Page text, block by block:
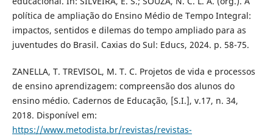
política de ampliação do Ensino Médio de Tempo Integral:
impactos, sentidos e dilemas do tempo ampliado para as
juventudes do Brasil. Caxias do Sul: Educs, 2024. p. 58-75.
ZANELLA, T. TREVISOL, M. T. C. Projetos de vida e processos
de ensino aprendizagem: compreensão dos alunos do
ensino médio. Cadernos de Educação, [S.I.], v.17, n. 34,
2018. Disponível em:
https://www.metodista.br/revistas/revistas-